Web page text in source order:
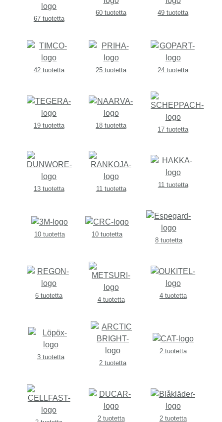
67 tuotetta
60 tuotetta 49 tuotetta
42 tuotetta 25 tuotetta 24 tuotetta
19 tuotetta 18 tuotetta
17 tuotetta
13 tuotetta 11 tuotetta
11 tuotetta
10 tuotetta
10 tuotetta
8 tuotetta
6 tuotetta
4 tuotetta
4 tuotetta
3 tuotetta
2 tuotetta
2 tuotetta
2 tuotetta 2 tuotetta